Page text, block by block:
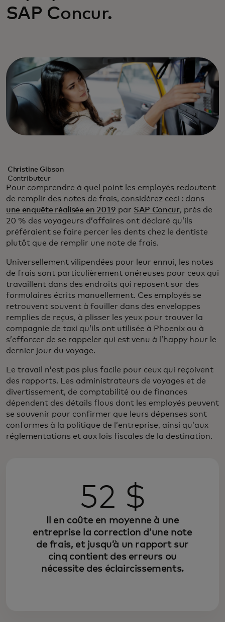
SAP Concur.
Christine Gibson
Contributeur
Pour comprendre à quel point les employés redoutent
de remplir des notes de frais, considérez ceci : dans
une enquête réalisée en 2019 par SAP Concur, près de
20 % des voyageurs d’affaires ont déclaré qu’ils
préféraient se faire percer les dents chez le dentiste
plutôt que de remplir une note de frais.
Universellement vilipendées pour leur ennui, les notes
de frais sont particulièrement onéreuses pour ceux qui
travaillent dans des endroits qui reposent sur des
formulaires écrits manuellement. Ces employés se
retrouvent souvent à fouiller dans des enveloppes
remplies de reçus, à plisser les yeux pour trouver la
compagnie de taxi qu’ils ont utilisée à Phoenix ou à
s’efforcer de se rappeler qui est venu à l’happy hour le
dernier jour du voyage.
Le travail n’est pas plus facile pour ceux qui reçoivent
des rapports. Les administrateurs de voyages et de
divertissement, de comptabilité ou de finances
dépendent des détails flous dont les employés peuvent
se souvenir pour confirmer que leurs dépenses sont
conformes à la politique de l’entreprise, ainsi qu’aux
réglementations et aux lois fiscales de la destination.
52 $
Il en coûte en moyenne à une
entreprise la correction d’une note
de frais, et jusqu’à un rapport sur
cinq contient des erreurs ou
nécessite des éclaircissements.